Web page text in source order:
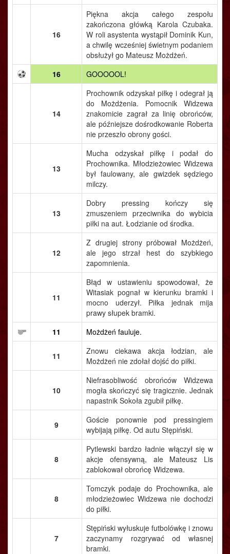
16
Piękna akcja całego zespołu
zakończona główką Karola Czubaka.
W roli asystenta wystąpił Dominik Kun,
a chwilę wcześniej świetnym podaniem
obsłużył go Mateusz Możdżeń.
16
GOOOOOL!
14
Prochownik odzyskał piłkę i odegrał ją
do Możdżenia. Pomocnik Widzewa
znakomicie zagrał za linię obrońców,
ale późniejsze dośrodkowanie Roberta
nie przeszło obrony gości.
13
Mucha odzyskał piłkę i podał do
Prochownika. Młodzieżowiec Widzewa
był faulowany, ale gwizdek sędziego
milczy.
13
Dobry pressing kończy się
zmuszeniem przeciwnika do wybicia
piłki na aut. Łodzianie od środka.
12
Z drugiej strony próbował Możdżeń,
ale jego strzał hest do szybkiego
zapomnienia.
11
Błąd w ustawieniu spowodował, że
Witasiak pognał w kierunku bramki i
mocno uderzył. Piłka jednak mija
prawy słupek bramki.
11
Możdżeń fauluje.
11
Znowu ciekawa akcja łodzian, ale
Możdżeń nie zdołał dojść do piłki.
10
Niefrasobliwość obrońców Widzewa
mogła skończyć się tragicznie. Jednak
napastnik Sokoła zgubił piłkę.
9
Goście ponownie pod pressingiem
wybijają piłkę. Od autu Stępiński.
8
Pytlewski bardzo ładnie włączył się w
akcje ofensywną, ale Mateusz Lis
zablokował obrońcę Widzewa.
8
Tomczyk podaje do Prochownika, ale
młodzieżowiec Widzewa nie dochodzi
do piłki.
7
Stępiński wyłuskuje futbolówkę i znowu
zaczynamy rozgrywać od własnej
bramki.